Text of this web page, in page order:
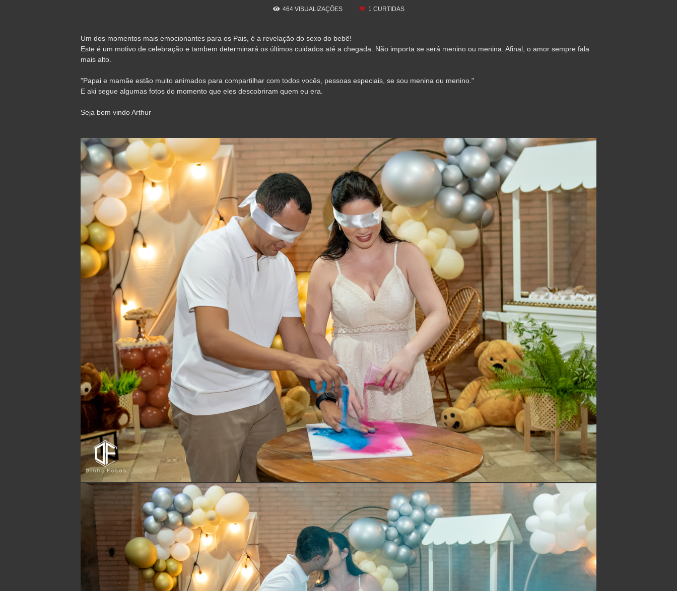
464VISUALIZAÇÕES 1 CURTIDAS
Um dos momentos mais emocionantes para os Pais, é a revelação do sexo do bebê!
Este é um motivo de celebração e tambem determinará os últimos cuidados até a chegada. Não importa se será menino ou menina. Afinal, o amor sempre fala
mais alto.
"Papai e mamãe estão muito animados para compartilhar com todos vocês, pessoas especiais, se sou menina ou menino."
E aki segue algumas fotos do momento que eles descobriram quem eu era.
Seja bem vindo Arthur